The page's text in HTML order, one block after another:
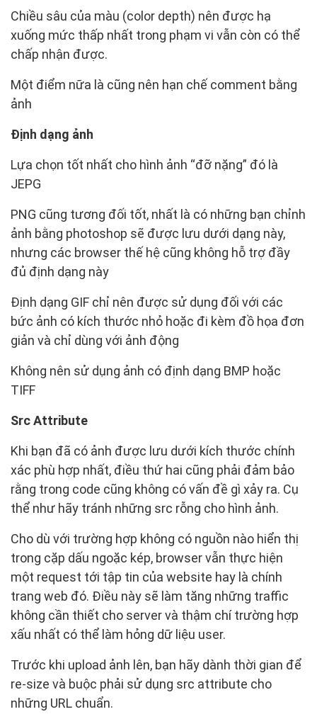
Chiều sâu của màu (color depth) nên được hạ
xuống mức thấp nhất trong phạm vi vẫn còn có thể
chấp nhận được.
Một điểm nữa là cũng nên hạn chế comment bằng
ảnh
Định dạng ảnh
Lựa chọn tốt nhất cho hình ảnh “đỡ nặng” đó là
JEPG
PNG cũng tương đối tốt, nhất là có những bạn chỉnh
ảnh bằng photoshop sẽ được lưu dưới dạng này,
nhưng các browser thế hệ cũng không hỗ trợ đầy
đủ định dạng này
Định dạng GIF chỉ nên được sử dụng đối với các
bức ảnh có kích thước nhỏ hoặc đi kèm đồ họa đơn
giản và chỉ dùng với ảnh động
Không nên sử dụng ảnh có định dạng BMP hoặc
TIFF
Src Attribute
Khi bạn đã có ảnh được lưu dưới kích thước chính
xác phù hợp nhất, điều thứ hai cũng phải đảm bảo
rằng trong code cũng không có vấn đề gì xảy ra. Cụ
thể như hãy tránh những src rỗng cho hình ảnh.
Cho dù với trường hợp không có nguồn nào hiển thị
trong cặp dấu ngoặc kép, browser vẫn thực hiện
một request tới tập tin của website hay là chính
trang web đó. Điều này sẽ làm tăng những traffic
không cần thiết cho server và thậm chí trường hợp
xấu nhất có thể làm hỏng dữ liệu user.
Trước khi upload ảnh lên, bạn hãy dành thời gian để
re-size và buộc phải sử dụng src attribute cho
những URL chuẩn.